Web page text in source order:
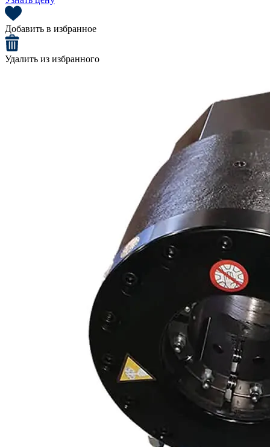
Добавить в избранное
Удалить из избранного